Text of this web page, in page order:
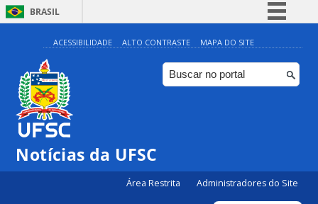
BRASIL
Simplifique!
Comunica BR
Participe
ACESSIBILIDADE ALTO CONTRASTE MAPA DO SITE
Notícias da UFSC
Área Restrita Administradores do Site